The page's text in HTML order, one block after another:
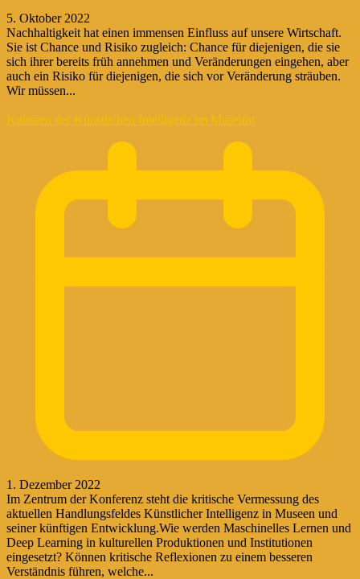
5. Oktober 2022
Nachhaltigkeit hat einen immensen Einfluss auf unsere Wirtschaft.
Sie ist Chance und Risiko zugleich: Chance für diejenigen, die sie
sich ihrer bereits früh annehmen und Veränderungen eingehen, aber
auch ein Risiko für diejenigen, die sich vor Veränderung sträuben.
Wir müssen...
Kulturen der Künstlichen Intelligenz im Museum
1. Dezember 2022
Im Zentrum der Konferenz steht die kritische Vermessung des
aktuellen Handlungsfeldes Künstlicher Intelligenz in Museen und
seiner künftigen Entwicklung.Wie werden Maschinelles Lernen und
Deep Learning in kulturellen Produktionen und Institutionen
eingesetzt? Können kritische Reflexionen zu einem besseren
Verständnis führen, welche...